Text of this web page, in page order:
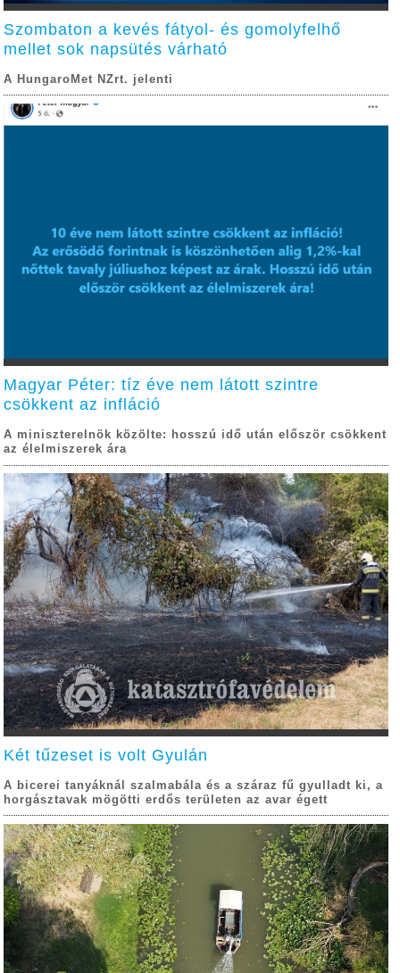
Szombaton a kevés fátyol- és gomolyfelhő
mellet sok napsütés várható
A HungaroMet NZrt. jelenti
Magyar Péter: tíz éve nem látott szintre
csökkent az infláció
A miniszterelnök közölte: hosszú idő után először csökkent
az élelmiszerek ára
Két tűzeset is volt Gyulán
A bicerei tanyáknál szalmabála és a száraz fű gyulladt ki, a
horgásztavak mögötti erdős területen az avar égett